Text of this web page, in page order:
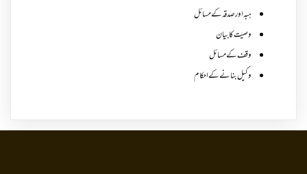
ہبہ اور صدقہ کے مسائل
وصیت کا بیان
وقف کے مسائل
وکیل بنانے کے احکام